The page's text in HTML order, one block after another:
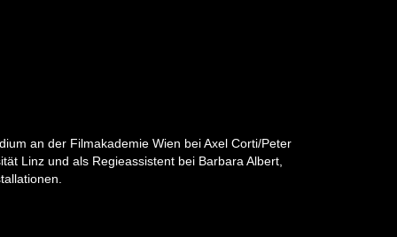
an der Filmakademie Wien bei Axel Corti/Peter
Linz und als Regieassistent bei Barbara Albert,